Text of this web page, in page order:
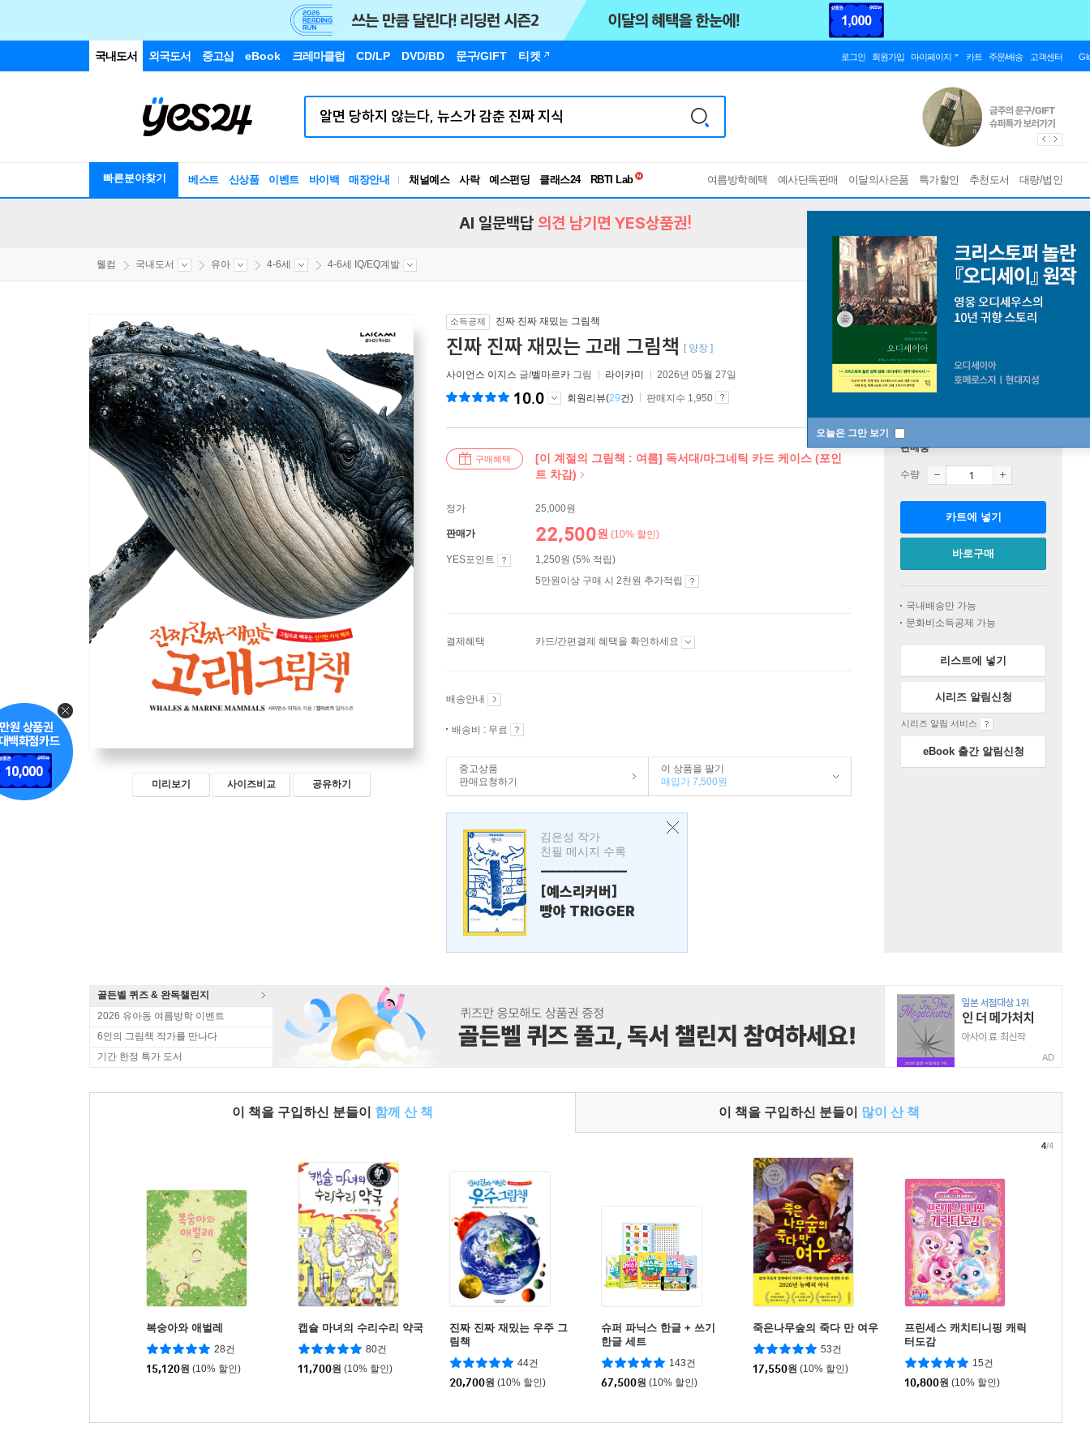
국내도서 외국도서 중고샵 eBook 크레마클럽 CD/LP DVD/BD 문구/GIFT 티켓 로그인 회원가입 마이페이지 카트 주문/배송 고객센터
빠른분야찾기 베스트 신상품 이벤트 바이백 매장안내 채널예스 사락 예스펀딩 클래스24
RBTI Lab
독서유형검사
여름방학혜택 예사단독판매 이달의사은품 특가할인 추천도서 대량/법인
오늘은 그만 보기
AI 일문백답 의견 남기면 YES상품권!
웰컴 국내도서 유아 4-6세 4-6세 IQ/EQ계발
미리보기 사이즈비교 공유하기
소득공제 진짜 진짜 재밌는 그림책
진짜 진짜 재밌는 고래 그림책 [ 양장 ]
사이언스 이지스 글/벨마르카 그림 라이카미 2026년 05월 27일
10.0 회원리뷰(29건) 판매지수 1,950
구매혜택
[이 계절의 그림책 : 여름] 독서대/마그네틱 카드 케이스 (포인
트 차감)
정가 25,000원
판매가 22,500원 (10% 할인)
YES포인트
1,250원 (5% 적립)
5만원이상 구매 시 2천원 추가적립
결제혜택 카드/간편결제 혜택을 확인하세요
배송안내
배송비 : 무료
중고상품
판매요청하기
이 상품을 팔기
매입가 7,500원
김은성 작가
친필 메시지 수록
---------------
[예스리커버]
빵야 TRIGGER
판매중
수량
카트에 넣기
바로구매
국내배송만 가능
문화비소득공제 가능
리스트에 넣기
시리즈 알림신청
시리즈 알림 서비스
eBook 출간 알림신청
골든벨 퀴즈 & 완독챌린지
2026 유아동 여름방학 이벤트
6인의 그림책 작가를 만나다
기간 한정 특가 도서
AD
이 책을 구입하신 분들이 함께 산 책 이 책을 구입하신 분들이 많이 산 책
복숭아와 애벌레
28건
15,120원 (10% 할인)
캡슐 마녀의 수리수리 약국
80건
11,700원 (10% 할인)
진짜 진짜 재밌는 우주 그
림책
44건
20,700원 (10% 할인)
슈퍼 파닉스 한글 + 쓰기
한글 세트
143건
67,500원 (10% 할인)
죽은나무숲의 죽다 만 여우
53건
17,550원 (10% 할인)
프린세스 캐치티니핑 캐릭
터도감
15건
10,800원 (10% 할인)
4/4